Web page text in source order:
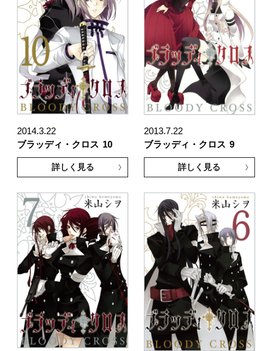
2014.3.22
ブラッディ・クロス 10
詳しく見る
2013.7.22
ブラッディ・クロス 9
詳しく見る